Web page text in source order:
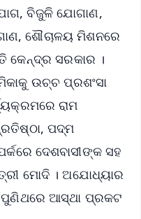
ବିଜୁଳି ଯୋଗାଣ,
ଶୌଚାଳୟ ମିଶନରେ
କେନ୍ଦ୍ର ସରକାର ।
ଉଚ୍ଚ ପ୍ରଶଂସା
ରାମ
ପଦ୍ମ
ଦେଶବାସୀଙ୍କ ସହ
ମୋଦି । ଅଯୋଧ୍ୟାର
ଆସ୍ଥା ପ୍ରକଟ